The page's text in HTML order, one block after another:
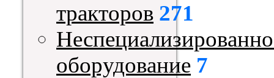
тракторов 271
оборудование 7